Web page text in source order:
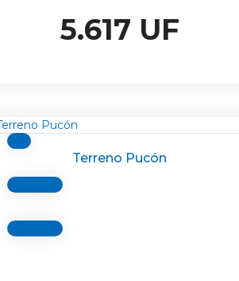
5.617 UF
Terreno Pucón